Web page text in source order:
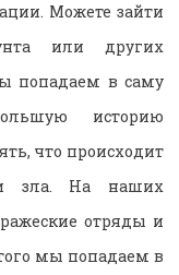
Можете зайти
или других
попадаем в саму
историю
что происходит
зла. На наших
отряды и
мы попадаем в